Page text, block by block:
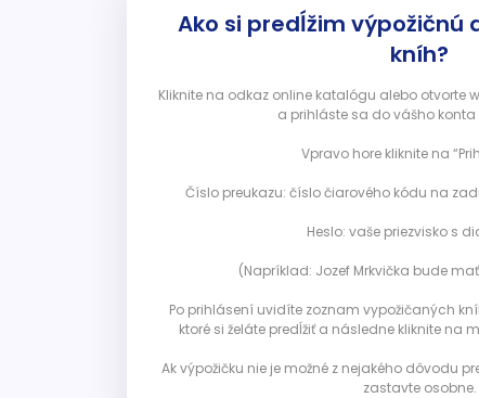
Ako si predĺžim výpožičnú
kníh?
Kliknite na odkaz online katalógu alebo otvorte
a prihláste sa do vášho
Vpravo hore kliknite na
Číslo preukazu: číslo čiarového kódu na
Heslo: vaše priezvisko s
(Napríklad: Jozef Mrkvička bude mať
Po prihlásení uvidíte zoznam vypožičaných
ktoré si želáte predĺžiť a následne kliknite na
Ak výpožičku nie je možné z nejakého dôvodu
zastavte osobne.